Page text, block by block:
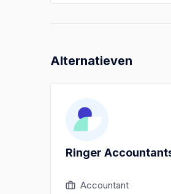
Alternatieven
Ringer
Accountant